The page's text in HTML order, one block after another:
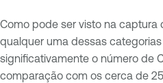
Como pode ser visto na captura
qualquer uma dessas
significativamente o número de
comparação com os cerca de